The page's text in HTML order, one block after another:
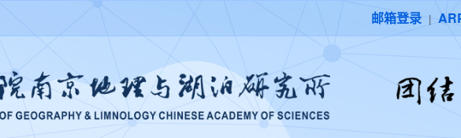
邮箱登录 |